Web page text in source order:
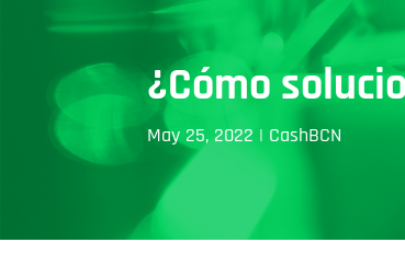
¿Cómo
May 25, 2022 | CashBCN